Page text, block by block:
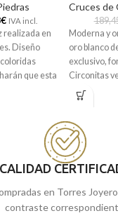
€ IVA incl.
realizada en
Diseño
que esta
de todas las
Cruces de
Moderna y
oro blanco
exclusivo,
Circonitas
joya se
miradas.
Recógela
Málaga y
te la
CALIDAD
en Torres
contraste